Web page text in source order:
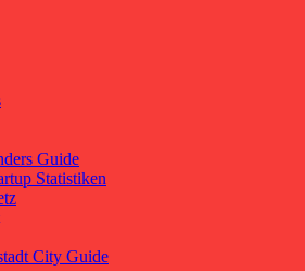
Guide
Statistiken
City Guide